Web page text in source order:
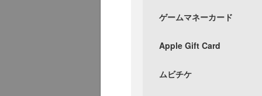
ゲームマネーカード
Apple Gift Card
ムビチケ